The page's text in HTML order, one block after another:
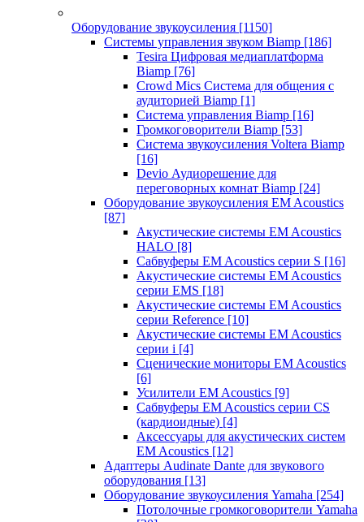
Оборудование звукоусиления [1150]
Системы управления звуком Biamp [186]
Tesira Цифровая медиаплатформа
Biamp [76]
Crowd Mics Система для общения с
аудиторией Biamp [1]
Система управления Biamp [16]
Громкоговорители Biamp [53]
Система звукоусиления Voltera Biamp
[16]
Devio Аудиорешение для
переговорных комнат Biamp [24]
Оборудование звукоусиления EM Acoustics
[87]
Акустические системы EM Acoustics
HALO [8]
Сабвуферы EM Acoustics серии S [16]
Акустические системы EM Acoustics
серии EMS [18]
Акустические системы EM Acoustics
серии Reference [10]
Акустические системы EM Acoustics
серии i [4]
Сценические мониторы EM Acoustics
[6]
Усилители EM Acoustics [9]
Сабвуферы EM Acoustics серии CS
(кардиоидные) [4]
Аксессуары для акустических систем
EM Acoustics [12]
Адаптеры Audinate Dante для звукового
оборудования [13]
Оборудование звукоусиления Yamaha [254]
Потолочные громкоговорители Yamaha